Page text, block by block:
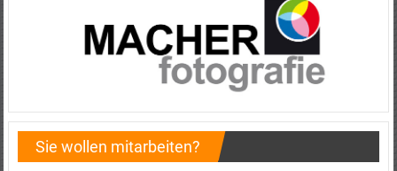
Sie wollen mitarbeiten?